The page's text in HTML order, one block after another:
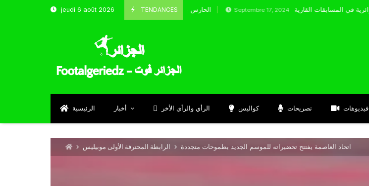
jeudi 6 août 2026 TENDANCES
الحارس بوحلفاية يتحدث عن طموحاته مع المنتخب و شباب Septembre 17, 2024
الرئيسية أخبار الرأي والرأي الأخر كواليس تصريحات فيديوهات
الرابطة المحترفة الأولى موبيليس اتحاد العاصمة يفتتح تحضيراته للموسم الجديد بطموحات متجددة